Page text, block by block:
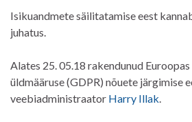
Isikuandmete säilitatamise eest
juhatus.
Alates 25. 05.18 rakendunud
üldmääruse (GDPR) nõuete järgimise
veebiadministraator Harry Illak.